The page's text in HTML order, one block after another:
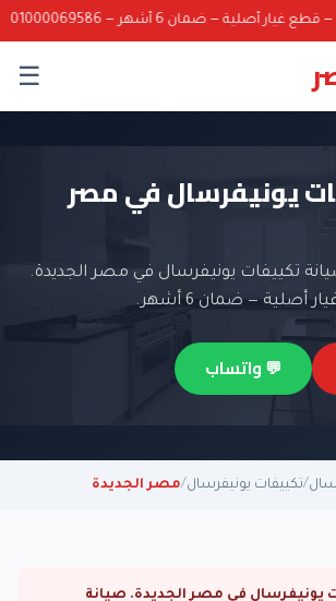
غيار أصلية — ضمان 6 أشهر — 01000069586
☰
يونيفرسال في مصر
تكييفات يونيفرسال في مصر الجديدة.
— ضمان 6 أشهر.
💬 واتساب
/تكييفات يونيفرسال/مصر الجديدة
يونيفرسال في مصر الجديدة. صيانة